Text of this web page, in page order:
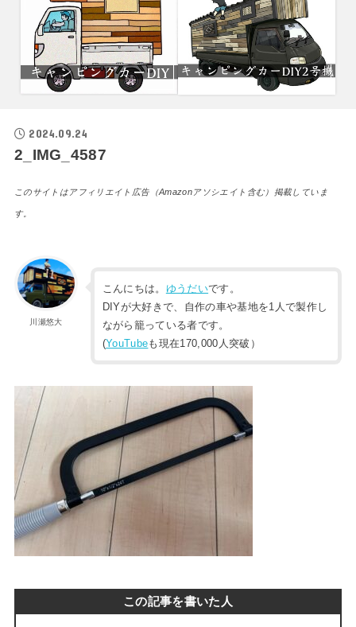
2024.09.24
2_IMG_4587
このサイトはアフィリエイト広告（Amazonアソシエイト含む）掲載していま
す。
川瀬悠大
こんにちは。 ゆうだいです。
DIYが大好きで、自作の車や基地を1人で製作し
ながら籠っている者です。
(YouTubeも現在170,000人突破）
この記事を書いた人